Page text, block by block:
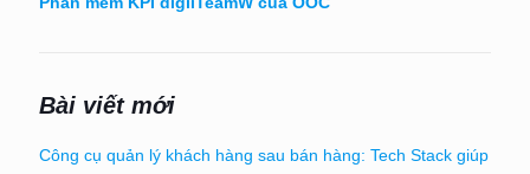
Bài viết mới
Công cụ quản lý khách hàng sau bán hàng: Tech Stack giúp